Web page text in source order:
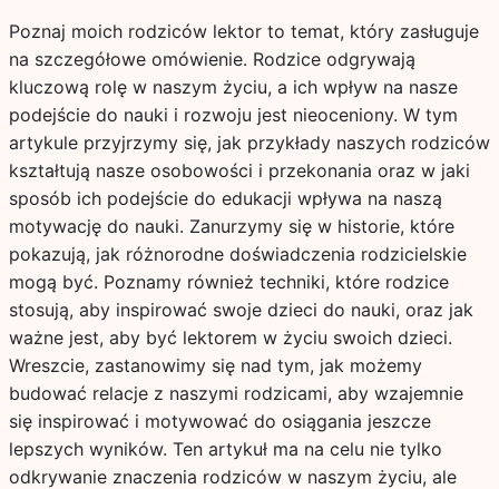
Poznaj moich rodziców lektor to temat, który zasługuje
na szczegółowe omówienie. Rodzice odgrywają
kluczową rolę w naszym życiu, a ich wpływ na nasze
podejście do nauki i rozwoju jest nieoceniony. W tym
artykule przyjrzymy się, jak przykłady naszych rodziców
kształtują nasze osobowości i przekonania oraz w jaki
sposób ich podejście do edukacji wpływa na naszą
motywację do nauki. Zanurzymy się w historie, które
pokazują, jak różnorodne doświadczenia rodzicielskie
mogą być. Poznamy również techniki, które rodzice
stosują, aby inspirować swoje dzieci do nauki, oraz jak
ważne jest, aby być lektorem w życiu swoich dzieci.
Wreszcie, zastanowimy się nad tym, jak możemy
budować relacje z naszymi rodzicami, aby wzajemnie
się inspirować i motywować do osiągania jeszcze
lepszych wyników. Ten artykuł ma na celu nie tylko
odkrywanie znaczenia rodziców w naszym życiu, ale